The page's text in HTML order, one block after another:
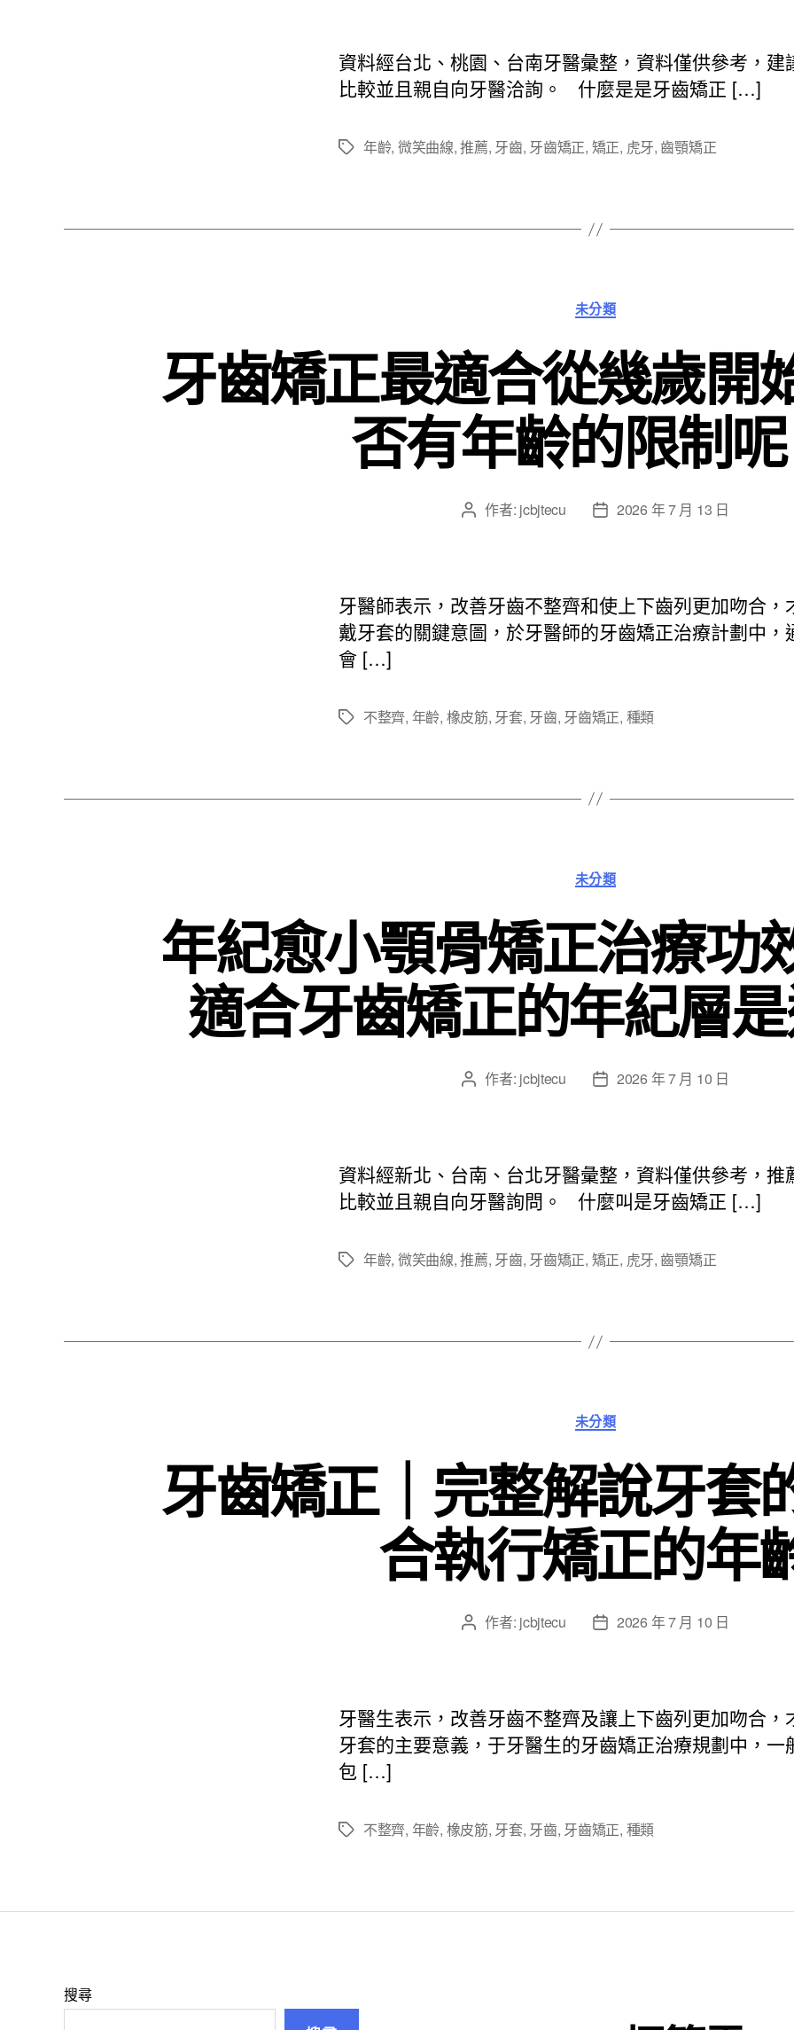
日
期
資料經台北、桃園、台南牙醫彙整，資料僅供參考，建
比較並且親自向牙醫洽詢。 什麼是是牙齒矯正 […]
標 年齡, 微笑曲線,推薦, 牙齒, 牙齒矯正, 矯正, 虎牙, 齒顎矯正
分
類
未分類
牙齒矯正最適合從幾歲開
否有年齡的限制呢
文 作者: jcbjtecu
文
日
期
2026 年 7 月 13 日
牙醫師表示，改善牙齒不整齊和使上下齒列更加吻合，
戴牙套的關鍵意圖，於牙醫師的牙齒矯正治療計劃中，
會 […]
標
不整齊, 年齡, 橡皮筋, 牙套, 牙齒, 牙齒矯正, 種類
分
類
未分類
年紀愈小顎骨矯正治療功
適合牙齒矯正的年紀層是
文 作者: jcbjtecu
文
日
期
2026 年 7 月 10 日
資料經新北、台南、台北牙醫彙整，資料僅供參考，推
比較並且親自向牙醫詢問。 什麼叫是牙齒矯正 […]
標 年齡, 微笑曲線,推薦, 牙齒, 牙齒矯正, 矯正, 虎牙, 齒顎矯正
分
類
未分類
牙齒矯正｜完整解說牙套
合執行矯正的年
文 作者: jcbjtecu
文
日
期
2026 年 7 月 10 日
牙醫生表示，改善牙齒不整齊及讓上下齒列更加吻合，
牙套的主要意義，于牙醫生的牙齒矯正治療規劃中，一
包 […]
標
不整齊, 年齡, 橡皮筋, 牙套, 牙齒, 牙齒矯正, 種類
搜尋